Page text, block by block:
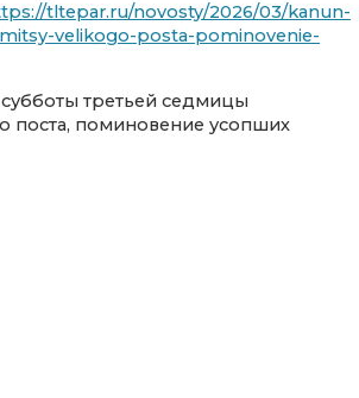
tltepar.ru/novosty/2026/03/kanun-
velikogo-posta-pominovenie-